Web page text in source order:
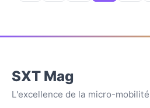
SXT Mag
L'excellence de la micro-